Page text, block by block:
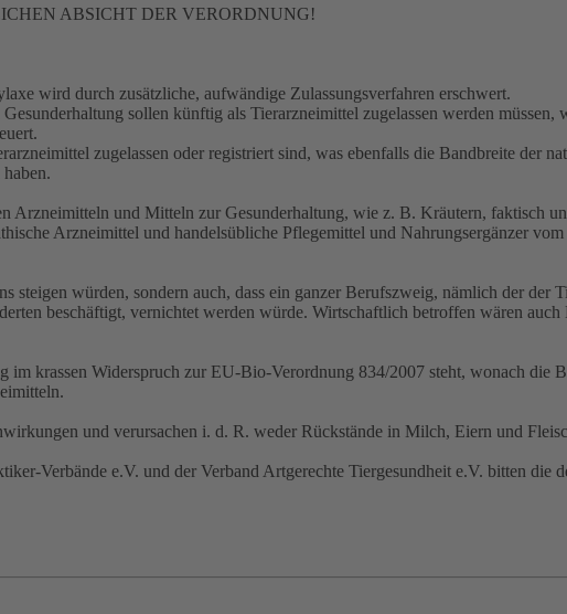
ABSICHT DER VERORDNUNG!
wird durch zusätzliche, aufwändige Zulassungsverfahren erschwert.
sollen künftig als Tierarzneimittel zugelassen werden
zugelassen oder registriert sind, was ebenfalls die Bandbreite der
und Mitteln zur Gesunderhaltung, wie z. B. Kräutern, faktisch
Arzneimittel und handelsübliche Pflegemittel und Nahrungsergänzer
steigen würden, sondern auch, dass ein ganzer Berufszweig, nämlich der der
beschäftigt, vernichtet werden würde. Wirtschaftlich betroffen wären
krassen Widerspruch zur EU-Bio-Verordnung 834/2007 steht, wonach die
und verursachen i. d. R. weder Rückstände in Milch, Eiern und
Verbände e.V. und der Verband Artgerechte Tiergesundheit e.V. bitten die